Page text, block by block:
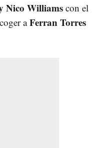
Nico Williamscon el
aFerran Torres